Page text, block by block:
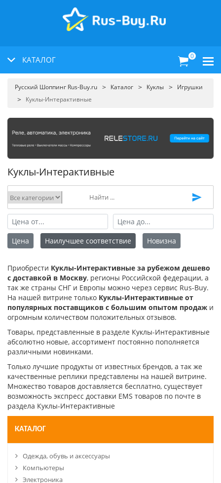
КАТАЛОГ 0
Русский Шоппинг Rus-Buy.ru Каталог Куклы
Игрушки
Куклы-Интерактивные
Куклы-Интерактивные
КАТАЛОГ
Одежда, обувь и аксессуары
Компьютеры
Электроника
Цена Наилучшее соответствие Новизна
Приобрести Куклы-Интерактивные за рубежом дешево
с доставкой в Москву, регионы Российской федерации, а
так же страны СНГ и Европы можно через сервис Rus-Buy.
На нашей витрине только Куклы-Интерактивные от
популярных поставщиков с большим опытом продаж и
огромным количеством положительных отзывов.
Товары, представленные в разделе Куклы-Интерактивные
абсолютно новые, ассортимент постоянно пополняется
различными новинками.
Только лучшие продукты от известных брендов, а так же
качественные реплики представлены на нашей витрине.
Множество товаров доставляется бесплатно, существует
возможность экспресс доставки EMS товаров по почте в
раздела Куклы-Интерактивные